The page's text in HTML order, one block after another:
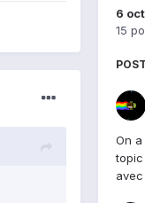
6
15
On
topic